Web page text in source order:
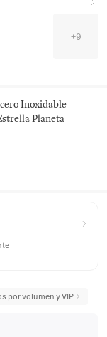
+9
Inoxidable
Planeta
por volumen y VIP